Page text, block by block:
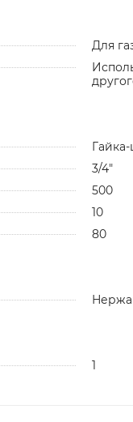
Для
3/4"
500
10
80
1